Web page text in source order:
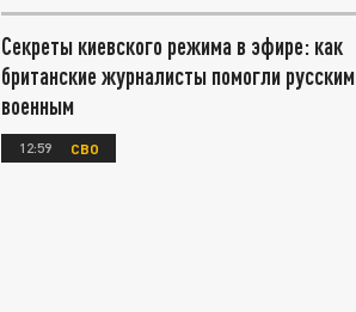
Секреты киевского режима в эфире: как
британские журналисты помогли русским
военным
12:59 СВО